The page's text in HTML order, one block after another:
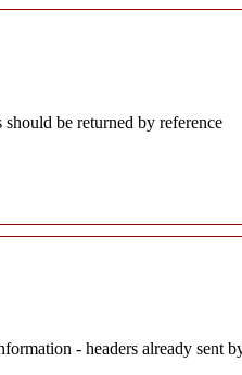
be returned by reference
- headers already sent